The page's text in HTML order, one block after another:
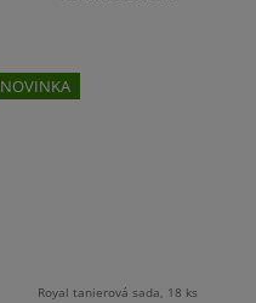
NOVINKA
Royal tanierová sada, 18 ks